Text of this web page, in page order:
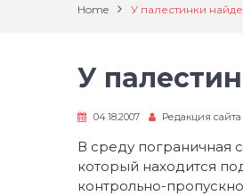
Home У палестинки
У
04.18.2007 Редакция сайта
В среду пограничная
который находится
контрольно-